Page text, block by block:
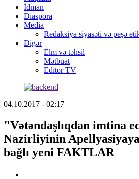
İdman
Diaspora
Media
Redaksiya siyasəti və peşə
Digər
Elm və təhsil
Mətbuat
Editor TV
04.10.2017 - 02:17
"Vətəndaşlıqdan imtina
Nazirliyinin
bağlı yeni FAKTLAR